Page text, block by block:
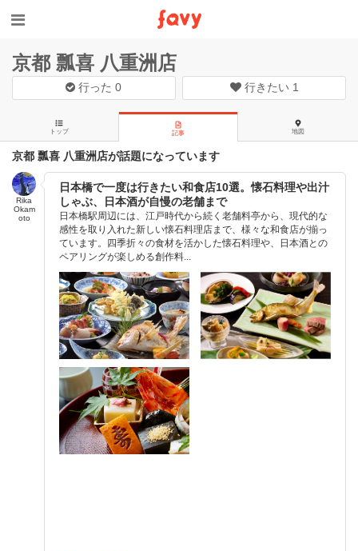
京都 瓢喜 八重洲店
行った0 行きたい 1
トップ 記事 地図
京都 瓢喜 八重洲店が話題になっています
Rika
Okam
oto
日本橋で一度は行きたい和食店10選。懐石料理や出汁
しゃぶ、日本酒が自慢の老舗まで
日本橋駅周辺には、江戸時代から続く老舗料亭から、現代的な
感性を取り入れた新しい懐石料理店まで、様々な和食店が揃っ
ています。四季折々の食材を活かした懐石料理や、日本酒との
ペアリングが楽しめる創作料...